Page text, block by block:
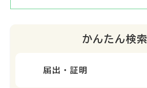
かんたん検索
届出・証明